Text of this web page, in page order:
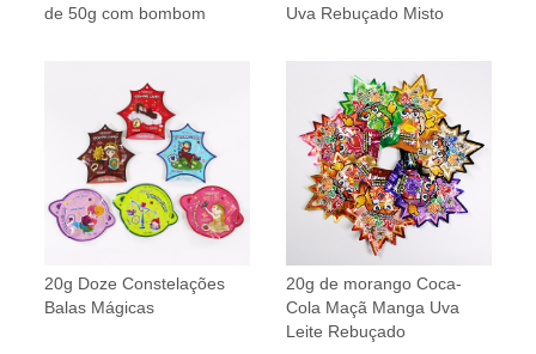
de 50g com bombom
Uva Rebuçado Misto
20g Doze Constelações
Balas Mágicas
20g de morango Coca-
Cola Maçã Manga Uva
Leite Rebuçado